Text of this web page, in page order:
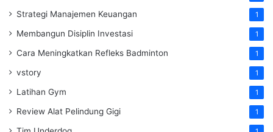
Strategi Manajemen Keuangan 1
Membangun Disiplin Investasi 1
Cara Meningkatkan Refleks Badminton 1
vstory 1
Latihan Gym 1
Review Alat Pelindung Gigi 1